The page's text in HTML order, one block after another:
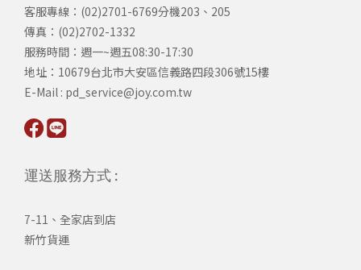
客服專線：(02)2701-6769分機203、205
傳真：(02)2702-1332
服務時間：週一~週五08:30-17:30
​地址：10679台北市大安區信義路四段306號15樓
​E-Mail : pd_service@joy.com.tw
運送服務方式 :
7-11、全家店到店
新竹貨運